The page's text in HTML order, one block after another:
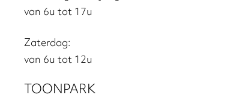
van 6u tot 17u
Zaterdag:
van 6u tot 12u
TOONPARK